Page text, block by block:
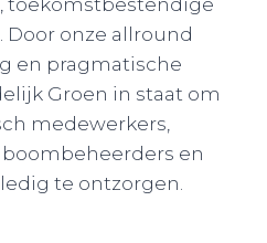
toekomstbestendige
onze allround
en pragmatische
Groen in staat om
medewerkers,
en
te ontzorgen.